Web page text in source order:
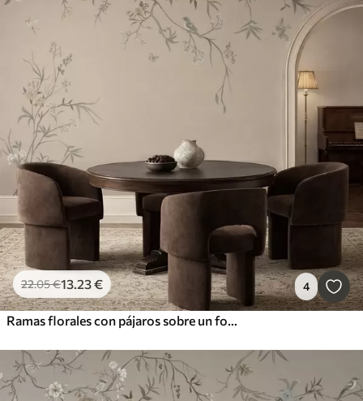
22.05€13.23€ 4
Ramas florales con pájaros sobre un fondo beige cálido